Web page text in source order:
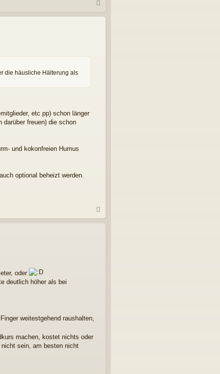
c
die häusliche Hälterung als
etc pp) schon länger
darüber freuen) die schon
und kokonfreien Humus
optional beheizt werden.
a
c
oder
deutlich höher als bei
weitestgehend raushalten,
machen, kostet nichts oder
sein, am besten nicht